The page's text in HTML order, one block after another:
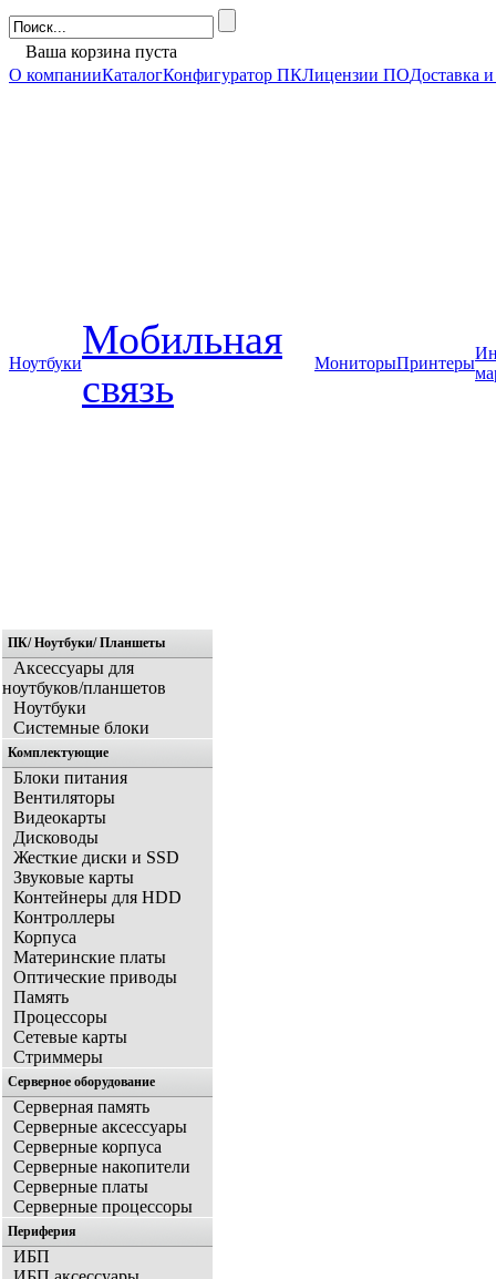
Ваша корзина пуста
О компанииКаталогКонфигуратор ПКЛицензии ПОДоставка
Ноутбуки
Мобильная
связь
МониторыПринтеры
Главная
ПК/ Ноутбуки/ Планшеты
Аксессуары для
ноутбуков/планшетов
Ноутбуки
Системные блоки
Комплектующие
Блоки питания
Вентиляторы
Видеокарты
Дисководы
Жесткие диски и SSD
Звуковые карты
Контейнеры для HDD
Контроллеры
Корпуса
Материнские платы
Оптические приводы
Память
Процессоры
Сетевые карты
Стриммеры
Серверное оборудование
Серверная память
Серверные аксессуары
Серверные корпуса
Серверные накопители
Серверные платы
Серверные процессоры
Периферия
ИБП